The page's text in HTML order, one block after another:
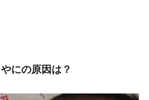
にの原因は？